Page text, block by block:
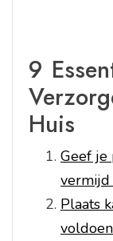
9
Huis
Geef je
vermijd
Plaats